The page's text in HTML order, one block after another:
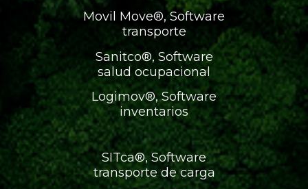
Movil Move®, Software
transporte
Sanitco®, Software
salud ocupacional
Logimov®, Software
inventarios
SITca®, Software
transporte de carga